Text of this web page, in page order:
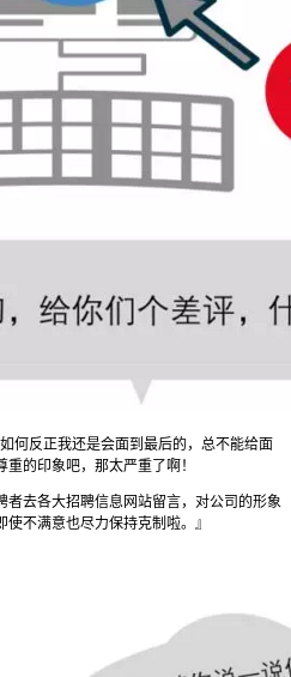
何反正我还是会面到最后的，总不能给面
的印象吧，那太严重了啊！
者去各大招聘信息网站留言，对公司的形象
不满意也尽力保持克制啦。』